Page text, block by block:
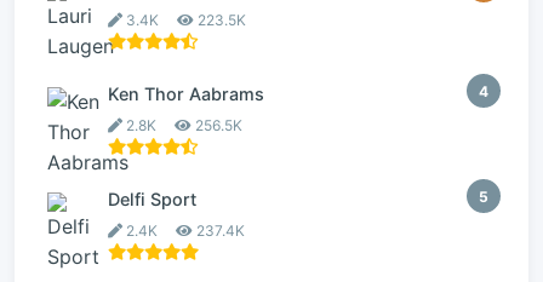
3.4K 223.5K
4
Ken Thor Aabrams
2.8K 256.5K
5
Delfi Sport
2.4K 237.4K